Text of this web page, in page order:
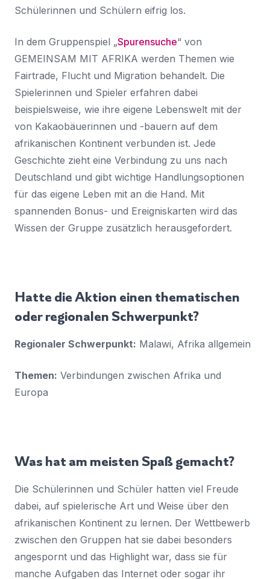
Schülerinnen und Schülern eifrig los.
In dem Gruppenspiel „Spurensuche“ von
GEMEINSAM MIT AFRIKA werden Themen wie
Fairtrade, Flucht und Migration behandelt. Die
Spielerinnen und Spieler erfahren dabei
beispielsweise, wie ihre eigene Lebenswelt mit der
von Kakaobäuerinnen und -bauern auf dem
afrikanischen Kontinent verbunden ist. Jede
Geschichte zieht eine Verbindung zu uns nach
Deutschland und gibt wichtige Handlungsoptionen
für das eigene Leben mit an die Hand. Mit
spannenden Bonus- und Ereigniskarten wird das
Wissen der Gruppe zusätzlich herausgefordert.
Hatte die Aktion einen thematischen
oder regionalen Schwerpunkt?
Regionaler Schwerpunkt: Malawi, Afrika allgemein
Themen: Verbindungen zwischen Afrika und
Europa
Was hat am meisten Spaß gemacht?
Die Schülerinnen und Schüler hatten viel Freude
dabei, auf spielerische Art und Weise über den
afrikanischen Kontinent zu lernen. Der Wettbewerb
zwischen den Gruppen hat sie dabei besonders
angespornt und das Highlight war, dass sie für
manche Aufgaben das Internet oder sogar ihr